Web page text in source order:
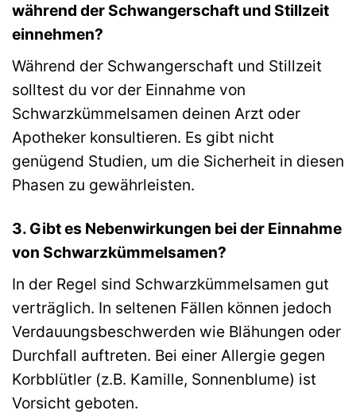
während der Schwangerschaft und Stillzeit
einnehmen?
Während der Schwangerschaft und Stillzeit
solltest du vor der Einnahme von
Schwarzkümmelsamen deinen Arzt oder
Apotheker konsultieren. Es gibt nicht
genügend Studien, um die Sicherheit in diesen
Phasen zu gewährleisten.
3. Gibt es Nebenwirkungen bei der Einnahme
von Schwarzkümmelsamen?
In der Regel sind Schwarzkümmelsamen gut
verträglich. In seltenen Fällen können jedoch
Verdauungsbeschwerden wie Blähungen oder
Durchfall auftreten. Bei einer Allergie gegen
Korbblütler (z.B. Kamille, Sonnenblume) ist
Vorsicht geboten.